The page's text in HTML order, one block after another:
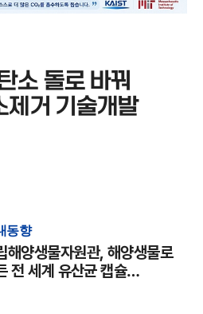
소 돌로 바꿔
제거 기술개발
동향
해양생물자원관, 해양생물로
전 세계 유산균 캡슐